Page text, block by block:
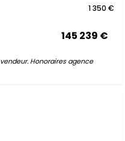
1 350 €
145 239 €
Honoraires agence